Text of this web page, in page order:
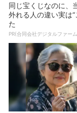
同じ宝くじなのに、
外れる人の違い実は“
た
PR(合同会社デジタルファー